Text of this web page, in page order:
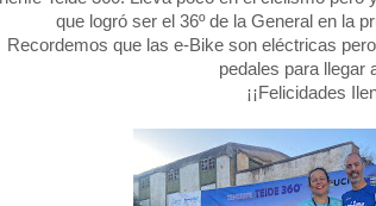
que logró ser el 36º de la General en la
Recordemos que las e-Bike son eléctricas
pedales para llegar
¡¡Felicidades